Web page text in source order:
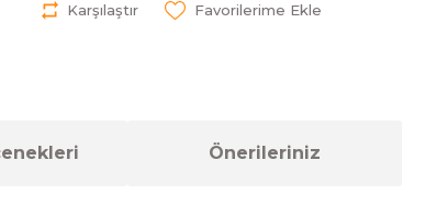
Karşılaştır
Önerileriniz